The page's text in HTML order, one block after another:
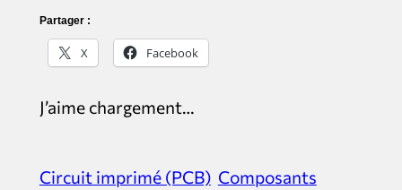
Partager :
X Facebook
J’aime chargement…
Circuit imprimé (PCB) Composants